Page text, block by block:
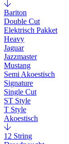
Bariton
Double Cut
Elektrisch Pakket
Heavy
Jaguar
Jazzmaster
Mustang
Semi Akoestisch
Signature
Single Cut
ST Style
T Style
Akoestisch
12 String